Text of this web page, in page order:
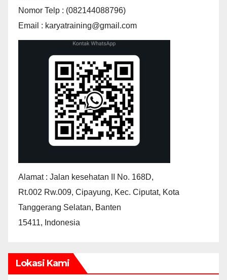
Nomor Telp : (082144088796)
Email : karyatraining@gmail.com
Alamat : Jalan kesehatan II No. 168D,
Rt.002 Rw.009, Cipayung, Kec. Ciputat, Kota
Tanggerang Selatan, Banten
15411, Indonesia
Lokasi Kami